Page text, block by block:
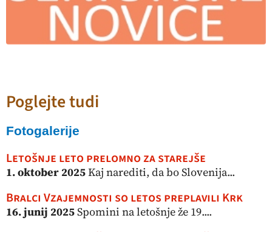
Poglejte tudi
Fotogalerije
Letošnje leto prelomno za starejše
1. oktober 2025Kaj narediti, da bo Slovenija...
Bralci Vzajemnosti so letos preplavili Krk
16. junij 2025Spomini na letošnje že 19....